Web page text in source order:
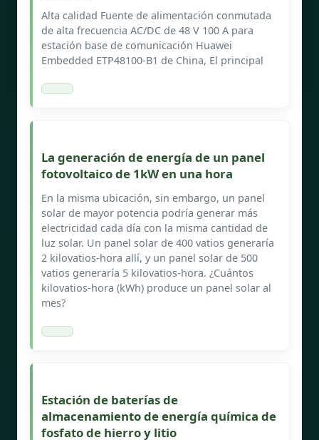
Alta calidad Fuente de alimentación conmutada
de alta frecuencia AC/DC de 48 V 100 A para
estación base de comunicación Huawei
Embedded ETP48100-B1 de China, El principal
La generación de energía de un panel
fotovoltaico de 1kW en una hora
En la misma ubicación, sin embargo, un panel
solar de mayor potencia podría generar más
electricidad cada día con la misma cantidad de
luz solar. Un panel solar de 400 vatios generaría
2 kilovatios-hora allí, y un panel solar de 500
vatios generaría 5 kilovatios-hora. ¿Cuántos
kilovatios-hora (kWh) produce un panel solar al
mes?
Estación de baterías de
almacenamiento de energía química de
fosfato de hierro y litio